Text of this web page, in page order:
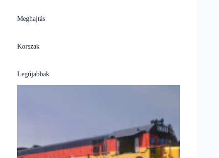
Meghajtás
Korszak
Legújabbak